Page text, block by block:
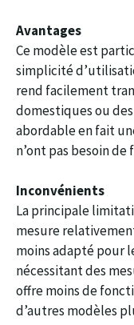
Avantages
Ce modèle est
simplicité
rend facilement
domestiques ou
abordable en fait
n’ont pas besoin
Inconvénients
La principale
mesure
moins adapté pour
nécessitant des
offre moins de
d’autres modèles